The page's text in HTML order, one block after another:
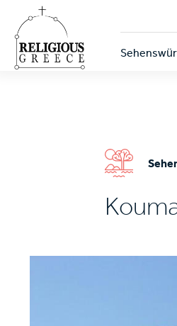
main
content